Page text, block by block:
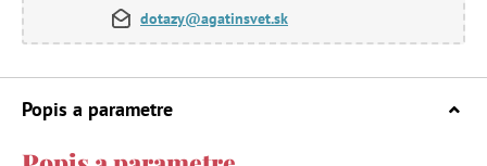
dotazy@agatinsvet.sk
Popis a parametre